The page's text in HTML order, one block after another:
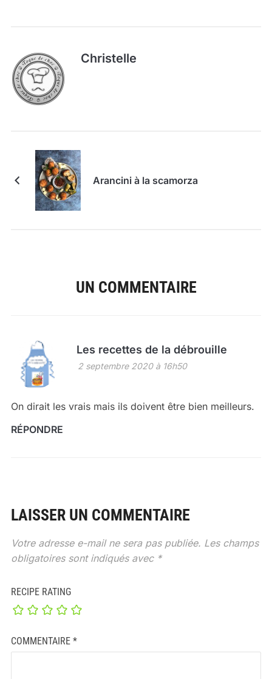
Christelle
Arancini à la scamorza
UN COMMENTAIRE
Les recettes de la débrouille
2 septembre 2020 à 16h50
On dirait les vrais mais ils doivent être bien meilleurs.
RÉPONDRE
LAISSER UN COMMENTAIRE
Votre adresse e-mail ne sera pas publiée. Les champs
obligatoires sont indiqués avec *
RECIPE RATING
COMMENTAIRE *